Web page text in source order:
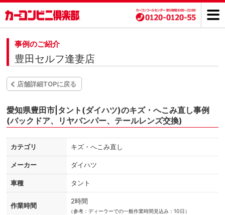
事例のご紹介
豊田セルフ逢妻店
店舗詳細TOPに戻る
愛知県豊田市|タント(ダイハツ)のキズ・へこみ直し事例
(バックドア、リヤバンパー、テールレンズ交換)
カテゴリ キズ・へこみ直し
メーカー ダイハツ
車種 タント
作業時間
2時間
（参考：ディーラーでの一般作業時間見込み：10日）